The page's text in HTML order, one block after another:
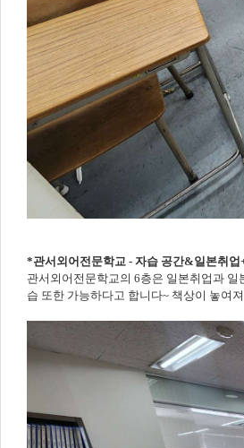
*관서외어전문학교 - 자습 공간&일본취업
관서외어전문학교의 6층은 일본취업과
습 또한 가능하다고 합니다~ 책상이 놓여